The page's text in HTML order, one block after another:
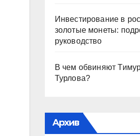
Инвестирование в
золотые монеты:
руководство
В чем обвиняют
Турлова?
Архив